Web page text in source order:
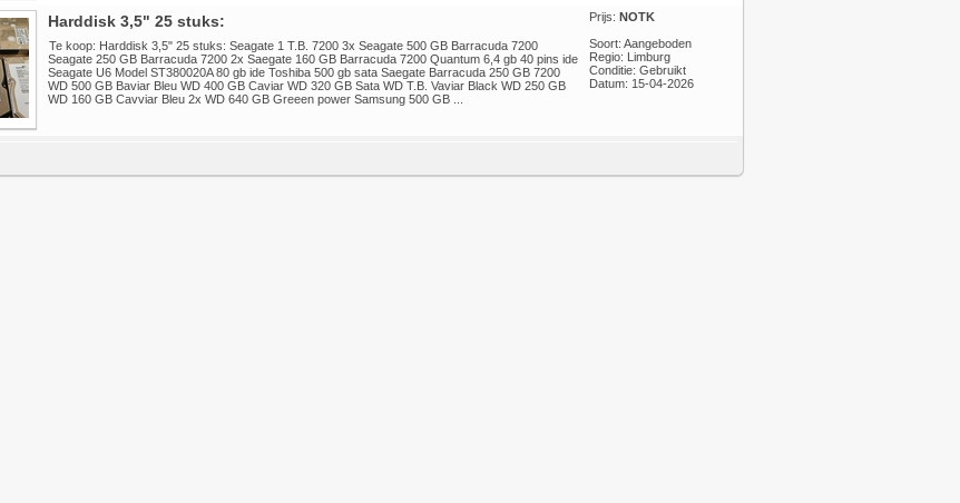
Harddisk 3,5" 25 stuks:
Te koop: Harddisk 3,5" 25 stuks: Seagate 1 T.B. 7200 3x Seagate 500 GB Barracuda 7200
Seagate 250 GB Barracuda 7200 2x Saegate 160 GB Barracuda 7200 Quantum 6,4 gb 40 pins ide
Seagate U6 Model ST380020A 80 gb ide Toshiba 500 gb sata Saegate Barracuda 250 GB 7200
WD 500 GB Baviar Bleu WD 400 GB Caviar WD 320 GB Sata WD T.B. Vaviar Black WD 250 GB
WD 160 GB Cavviar Bleu 2x WD 640 GB Greeen power Samsung 500 GB ...
Prijs: NOTK
Soort: Aangeboden
Regio: Limburg
Conditie: Gebruikt
Datum: 15-04-2026